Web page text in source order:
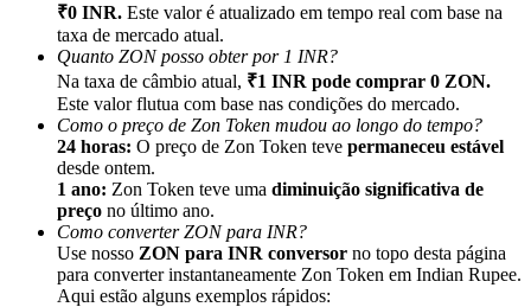
Convide um amigo para receber recompensas em dinheiro
BTC Welcome Rewards
₹0 INR. Este valor é atualizado em tempo real com base na
taxa de mercado atual.
Quanto ZON posso obter por 1 INR?
Na taxa de câmbio atual, ₹1 INR pode comprar 0 ZON.
Este valor flutua com base nas condições do mercado.
Como o preço de Zon Token mudou ao longo do tempo?
24 horas: O preço de Zon Token teve permaneceu estável
desde ontem.
1 ano: Zon Token teve uma diminuição significativa de
preço no último ano.
Como converter ZON para INR?
Use nosso ZON para INR conversor no topo desta página
para converter instantaneamente Zon Token em Indian Rupee.
Aqui estão alguns exemplos rápidos: